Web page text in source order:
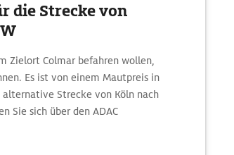
die Strecke von
Zielort Colmar befahren wollen,
Es ist von einem Mautpreis in
alternative Strecke von Köln nach
Sie sich über den ADAC